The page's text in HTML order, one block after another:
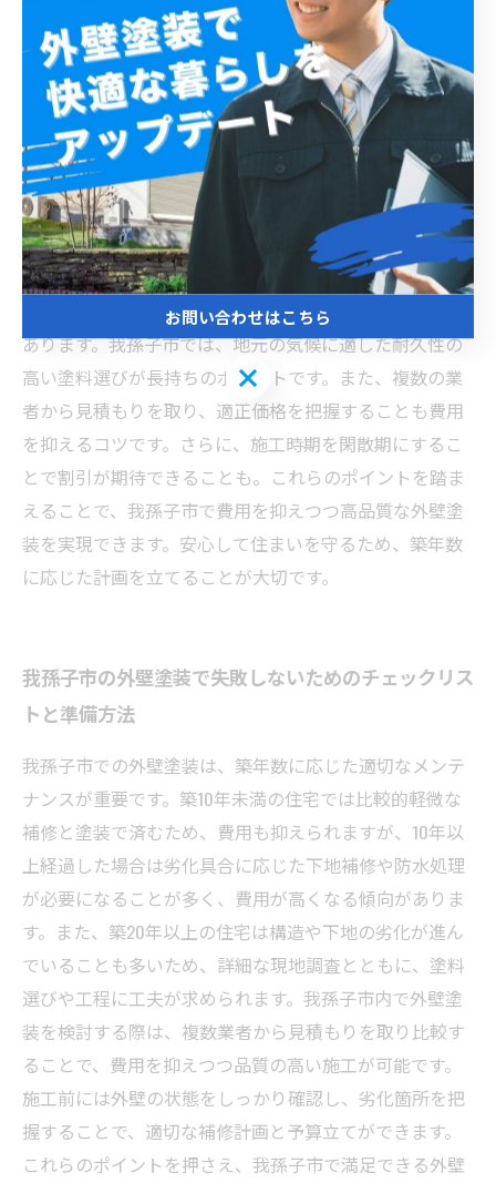
我孫子市で費用を抑えつつ長持ちする外壁塗装を成功
させる秘訣
我孫子市で外壁塗装を検討する際、築年数に応じた費用
の理解が重要です。一般的に、築10年以内の住宅は下地
の傷みが少なく、比較的シンプルな工程で塗装が可能な
ため費用は抑えられます。一方、築20年以上の住宅では
劣化やひび割れが進行していることが多く、下地補修や
高耐久塗料の使用が必要となり、費用が高くなる傾向に
あります。我孫子市では、地元の気候に適した耐久性の
高い塗料選びが長持ちのポイントです。また、複数の業
者から見積もりを取り、適正価格を把握することも費用
を抑えるコツです。さらに、施工時期を閑散期にするこ
とで割引が期待できることも。これらのポイントを踏ま
えることで、我孫子市で費用を抑えつつ高品質な外壁塗
装を実現できます。安心して住まいを守るため、築年数
に応じた計画を立てることが大切です。
我孫子市の外壁塗装で失敗しないためのチェックリス
トと準備方法
我孫子市での外壁塗装は、築年数に応じた適切なメンテ
ナンスが重要です。築10年未満の住宅では比較的軽微な
補修と塗装で済むため、費用も抑えられますが、10年以
上経過した場合は劣化具合に応じた下地補修や防水処理
が必要になることが多く、費用が高くなる傾向がありま
す。また、築20年以上の住宅は構造や下地の劣化が進ん
でいることも多いため、詳細な現地調査とともに、塗料
選びや工程に工夫が求められます。我孫子市内で外壁塗
装を検討する際は、複数業者から見積もりを取り比較す
ることで、費用を抑えつつ品質の高い施工が可能です。
施工前には外壁の状態をしっかり確認し、劣化箇所を把
握することで、適切な補修計画と予算立てができます。
これらのポイントを押さえ、我孫子市で満足できる外壁
お問い合わせはこちら
お問い合わせはこちら